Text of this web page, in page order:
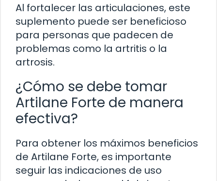
Al fortalecer las articulaciones, este
suplemento puede ser beneficioso
para personas que padecen de
problemas como la artritis o la
artrosis.
¿Cómo se debe tomar
Artilane Forte de manera
efectiva?
Para obtener los máximos beneficios
de Artilane Forte, es importante
seguir las indicaciones de uso